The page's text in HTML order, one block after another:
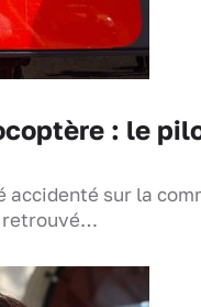
: le
accidenté sur la
retrouvé…